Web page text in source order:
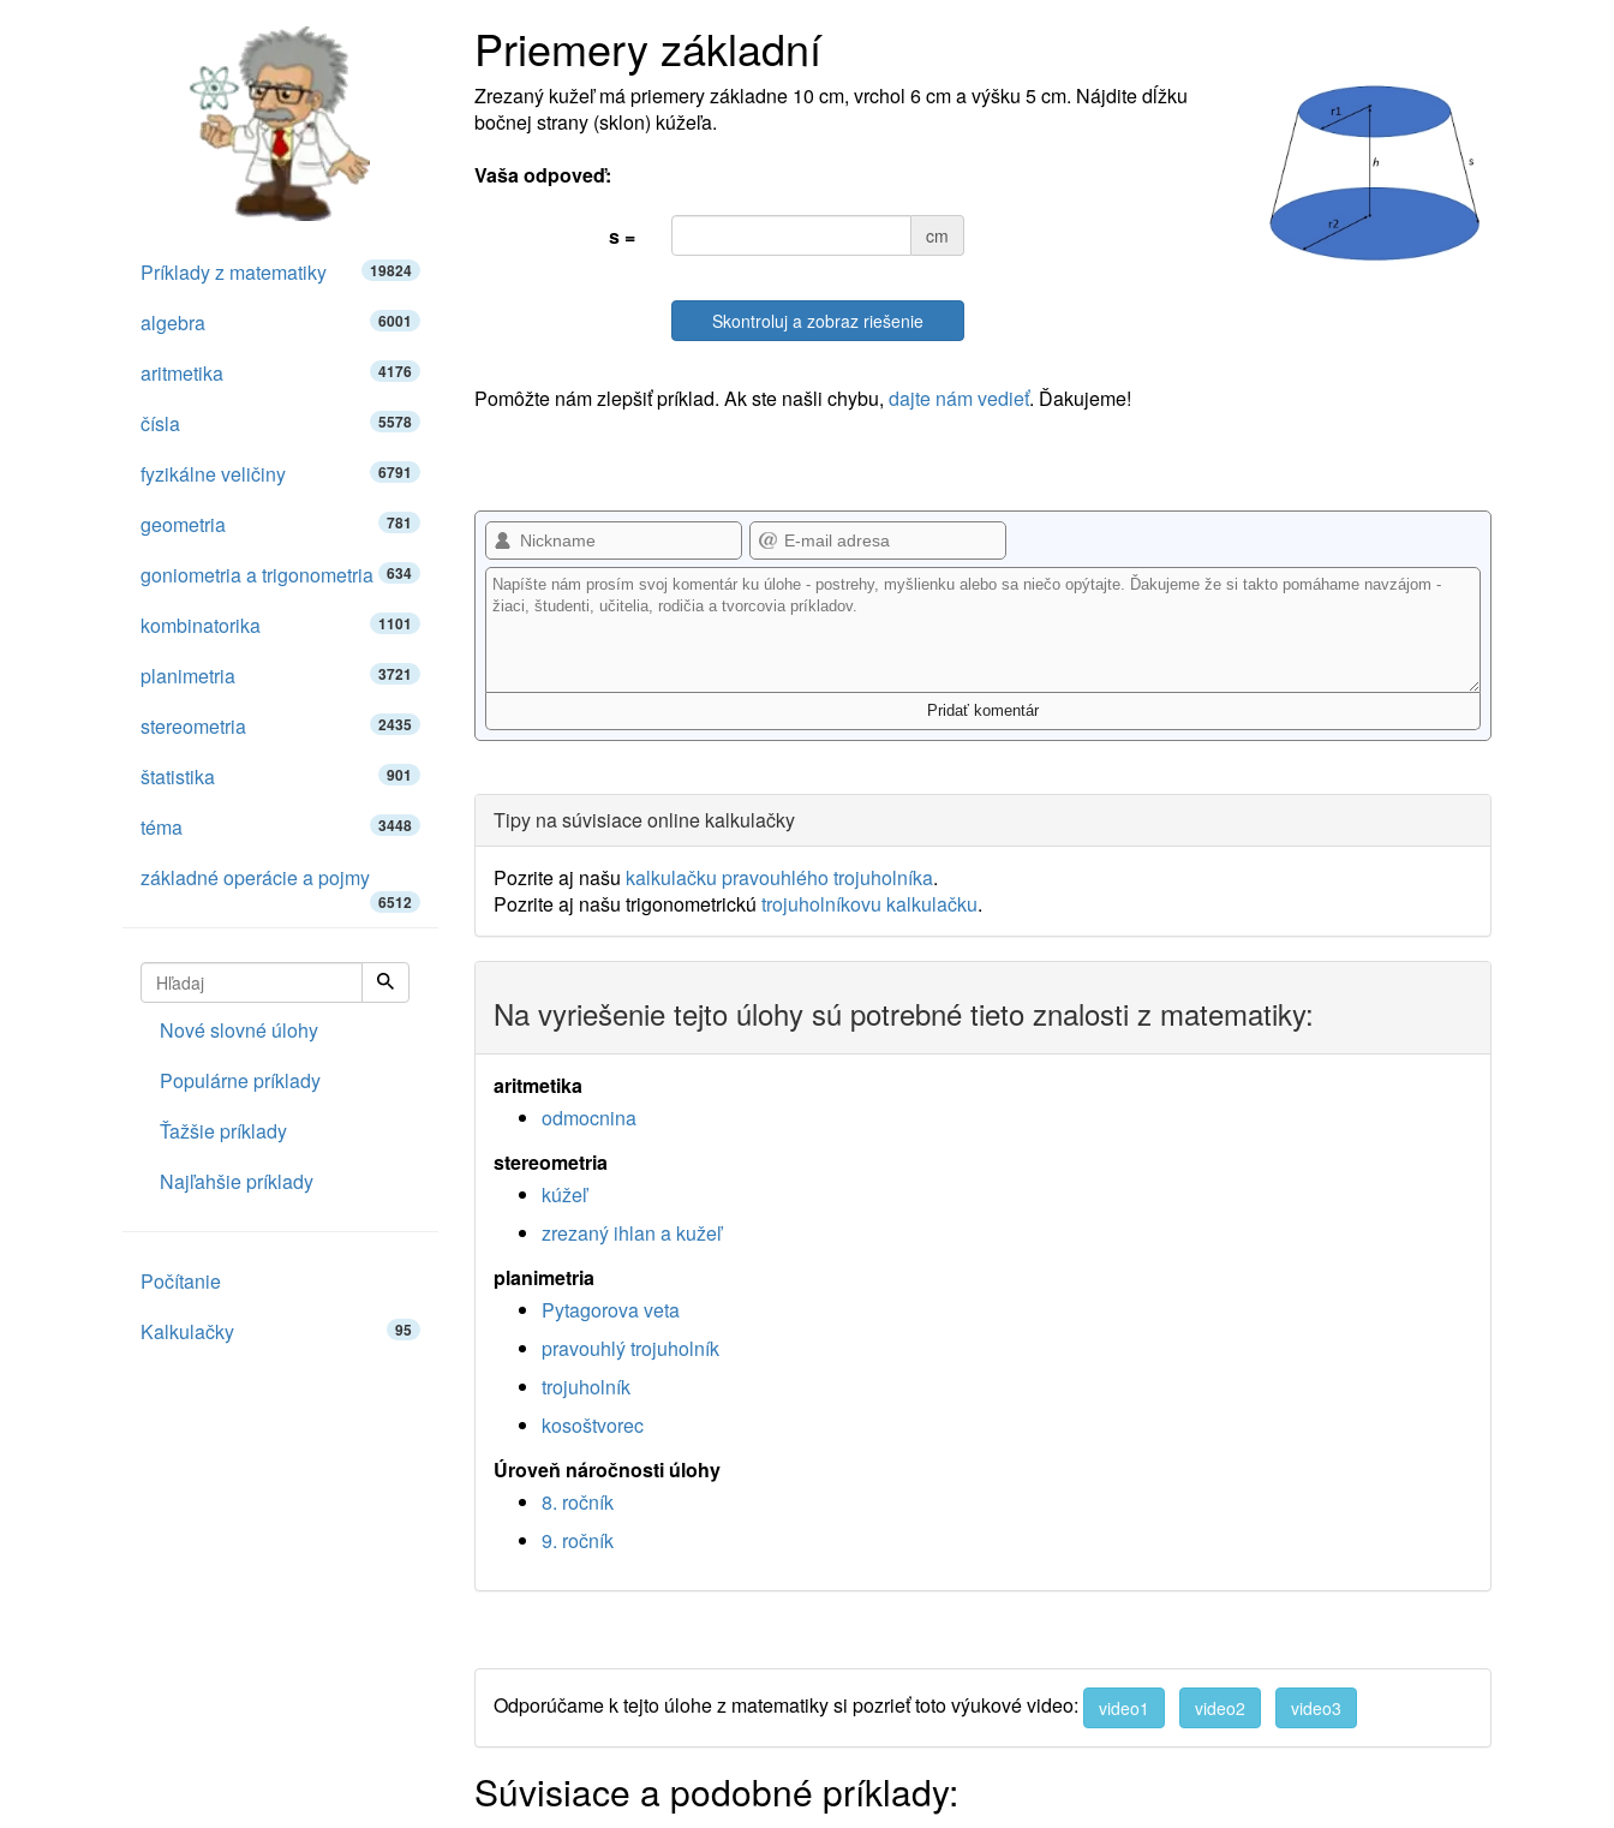
Priemery základní
Zrezaný kužeľ má priemery základne 10 cm, vrchol 6 cm a výšku 5 cm. Nájdite dĺžku
bočnej strany (sklon) kúžeľa.
Vaša odpoveď:
s = cm
Skontroluj a zobraz riešenie
Pomôžte nám zlepšiť príklad. Ak ste našli chybu, dajte nám vedieť. Ďakujeme!
Tipy na súvisiace online kalkulačky
Pozrite aj našu kalkulačku pravouhlého trojuholníka.
Pozrite aj našu trigonometrickú trojuholníkovu kalkulačku.
Na vyriešenie tejto úlohy sú potrebné tieto znalosti z matematiky:
aritmetika
odmocnina
stereometria
kúžeľ
zrezaný ihlan a kužeľ
planimetria
Pytagorova veta
pravouhlý trojuholník
trojuholník
kosoštvorec
Úroveň náročnosti úlohy
8. ročník
9. ročník
Odporúčame k tejto úlohe z matematiky si pozrieť toto výukové video: video1 video2 video3
Súvisiace a podobné príklady:
Príklady z matematiky 19824
algebra 6001
aritmetika 4176
čísla 5578
fyzikálne veličiny 6791
geometria 781
goniometria a trigonometria 634
kombinatorika 1101
planimetria 3721
stereometria 2435
štatistika 901
téma 3448
základné operácie a pojmy
6512
Nové slovné úlohy
Populárne príklady
Ťažšie príklady
Najľahšie príklady
Počítanie
Kalkulačky
95